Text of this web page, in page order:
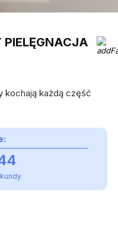
PIELĘGNACJA
kochają każdą część